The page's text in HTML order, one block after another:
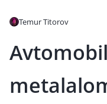
Temur Titorov